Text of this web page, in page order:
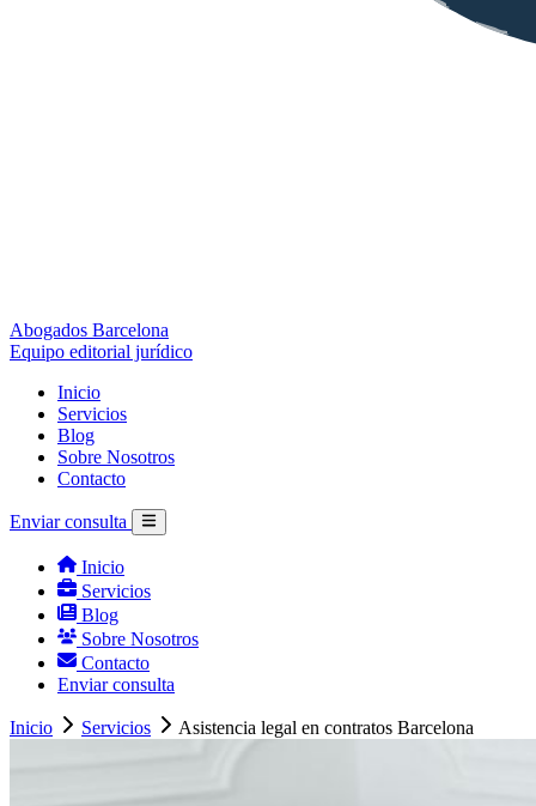
Abogados Barcelona
Equipo editorial jurídico
Inicio
Servicios
Blog
Sobre Nosotros
Contacto
Enviar consulta
Inicio
Servicios
Blog
Sobre Nosotros
Contacto
Enviar consulta
Inicio Servicios Asistencia legal en contratos Barcelona